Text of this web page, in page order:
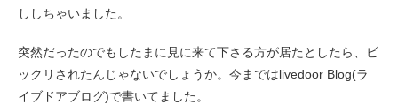
ししちゃいました。
突然だったのでもしたまに見に来て下さる方が居たとしたら、ビ
ックリされたんじゃないでしょうか。今まではlivedoor Blog(ラ
イブドアブログ)で書いてました。